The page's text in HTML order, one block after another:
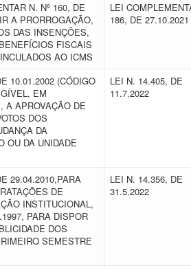
N. Nº 160, DE
A PRORROGAÇÃO,
DAS INSENÇÕES,
FISCAIS
AO ICMS
LEI
186, DE 27.10.2021
10.01.2002 (CÓDIGO
EM
A APROVAÇÃO DE
DOS
DA
OU DA UNIDADE
LEI N. 14.405, DE
11.7.2022
29.04.2010,PARA
DE
INSTITUCIONAL,
PARA DISPOR
DOS
SEMESTRE
LEI N. 14.356, DE
31.5.2022